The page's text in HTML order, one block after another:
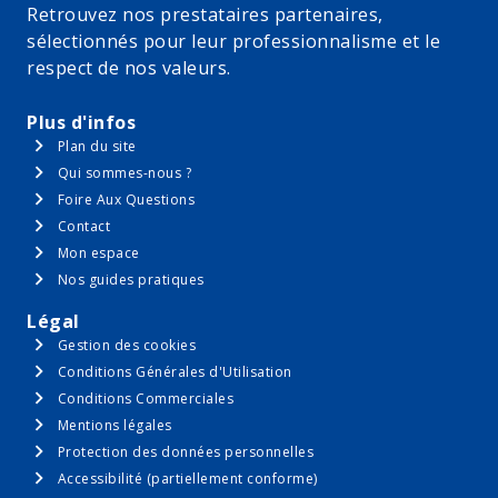
Un onduleur central, ou des micro onduleurs,
qui transforme le courant continu produit par
les panneaux solaires en courant alternatif
C’est ce courant alternatif que vous pourrez utiliser
pour alimenter votre maison en électricité.
En décidant d’installer des panneaux solaires, vous
produisez vous-même une partie de l’énergie dont vous
avez besoin, c’est ce qu’on appelle l’autoconsommation
photovoltaïque, qui présente plusieurs avantages :
Faire baisser votre facture d’électricité
Contribuer à la transition énergétique
Valoriser votre maison
Retrouvez nos prestataires partenaires,
sélectionnés pour leur professionnalisme et le
respect de nos valeurs.
Plus d'infos
Plan du site
Qui sommes-nous ?
Foire Aux Questions
Contact
Mon espace
Nos guides pratiques
Légal
Gestion des cookies
Conditions Générales d'Utilisation
Conditions Commerciales
Mentions légales
Protection des données personnelles
Accessibilité (partiellement conforme)